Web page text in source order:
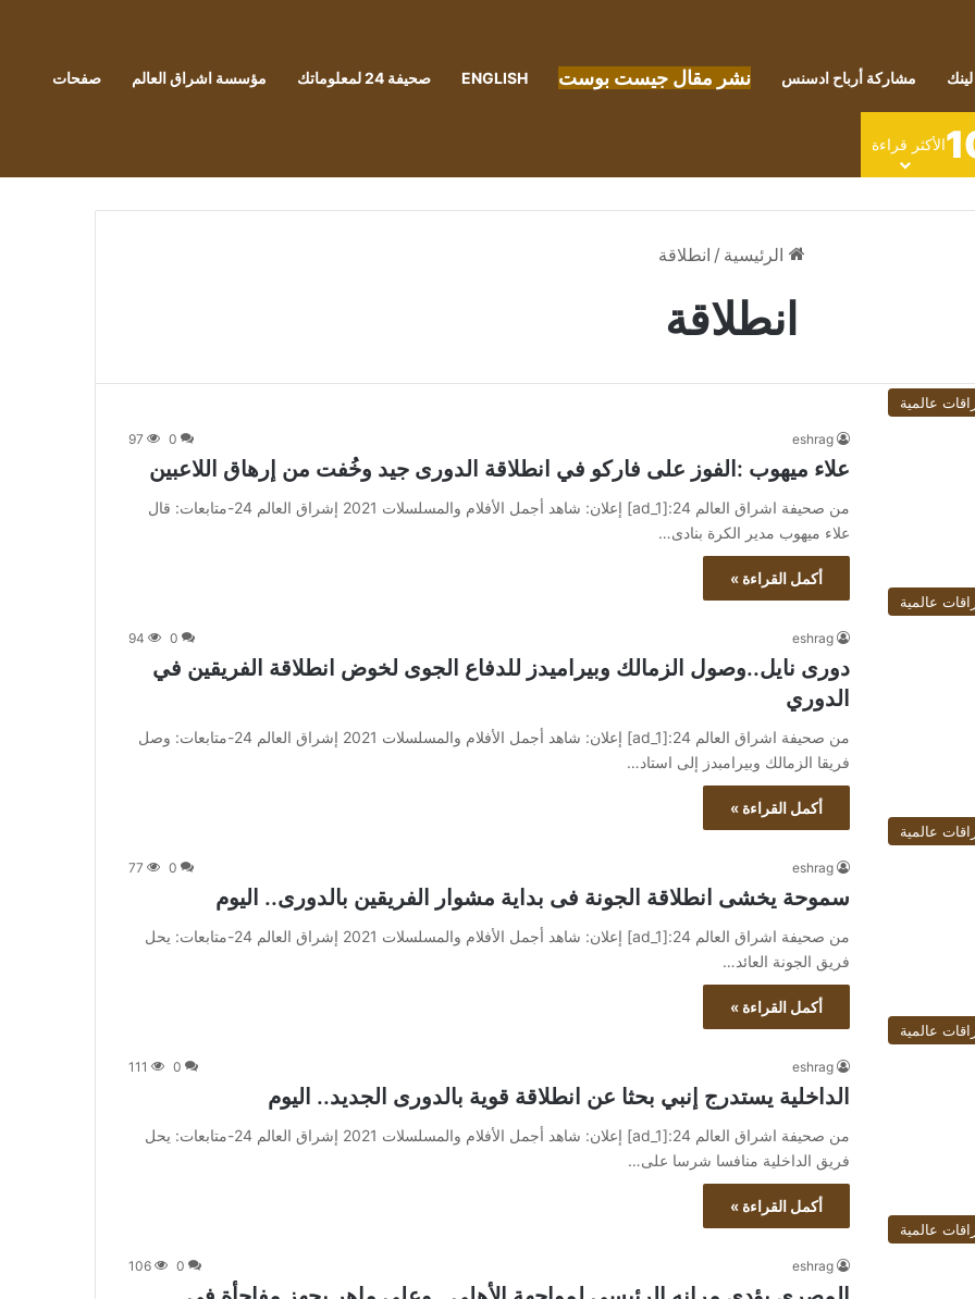
مشاركة أرباح ادسنس نشر مقال جيست بوست ENGLISH صحيفة 24 لمعلوماتك مؤسسة اشراق العالم صفحات
الأكثر قراءة
الرئيسية / انطلاقة
انطلاقة
عالمية
eshrag
0
97
علاء ميهوب :الفوز على فاركو في انطلاقة الدورى جيد وخُفت من إرهاق اللاعبين
من صحيفة اشراق العالم 24:[ad_1] إعلان: شاهد أجمل الأفلام والمسلسلات 2021 إشراق العالم 24-متابعات: قال
علاء ميهوب مدير الكرة بنادى…
أكمل القراءة »
عالمية
eshrag
0
94
دورى نايل..وصول الزمالك وبيراميدز للدفاع الجوى لخوض انطلاقة الفريقين في
الدوري
من صحيفة اشراق العالم 24:[ad_1] إعلان: شاهد أجمل الأفلام والمسلسلات 2021 إشراق العالم 24-متابعات: وصل
فريقا الزمالك وبيرامبدز إلى استاد…
أكمل القراءة »
عالمية
eshrag
0
77
سموحة يخشى انطلاقة الجونة فى بداية مشوار الفريقين بالدورى.. اليوم
من صحيفة اشراق العالم 24:[ad_1] إعلان: شاهد أجمل الأفلام والمسلسلات 2021 إشراق العالم 24-متابعات: يحل
فريق الجونة العائد…
أكمل القراءة »
عالمية
eshrag
0
111
الداخلية يستدرج إنبي بحثا عن انطلاقة قوية بالدورى الجديد.. اليوم
من صحيفة اشراق العالم 24:[ad_1] إعلان: شاهد أجمل الأفلام والمسلسلات 2021 إشراق العالم 24-متابعات: يحل
فريق الداخلية منافسا شرسا على…
أكمل القراءة »
عالمية
eshrag
0
106